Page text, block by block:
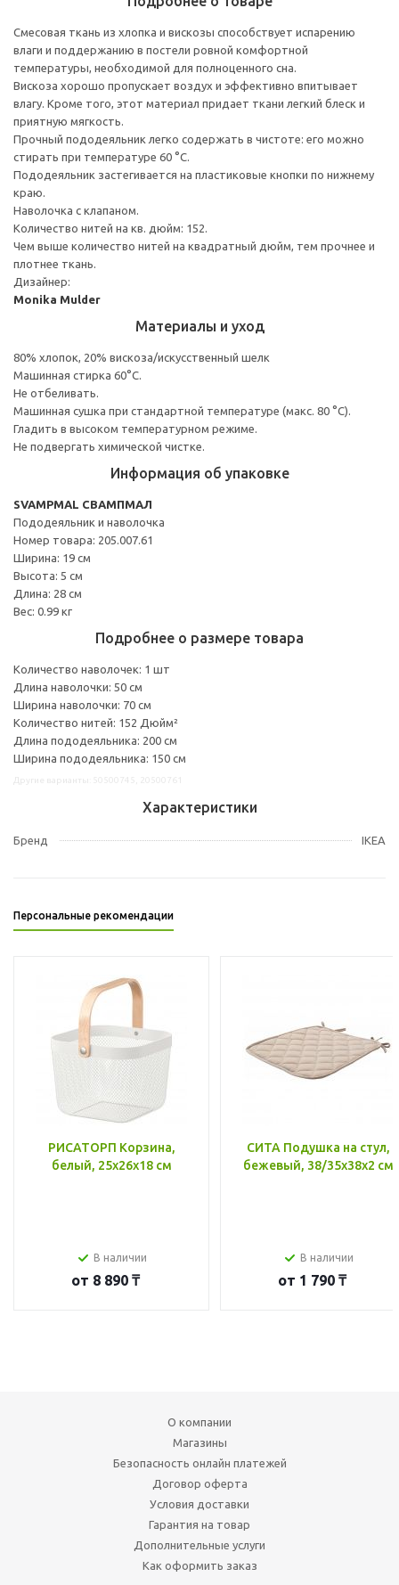
Смесовая ткань из хлопка и вискозы способствует испарению
влаги и поддержанию в постели ровной комфортной
температуры, необходимой для полноценного сна.
Вискоза хорошо пропускает воздух и эффективно впитывает
влагу. Кроме того, этот материал придает ткани легкий блеск и
приятную мягкость.
Прочный пододеяльник легко содержать в чистоте: его можно
стирать при температуре 60 °C.
Пододеяльник застегивается на пластиковые кнопки по нижнему
краю.
Наволочка с клапаном.
Количество нитей на кв. дюйм: 152.
Чем выше количество нитей на квадратный дюйм, тем прочнее и
плотнее ткань.
Дизайнер:
Monika Mulder
Материалы и уход
80% хлопок, 20% вискоза/искусственный шелк
Машинная стирка 60°С.
Не отбеливать.
Машинная сушка при стандартной температуре (макс. 80 °C).
Гладить в высоком температурном режиме.
Не подвергать химической чистке.
Информация об упаковке
SVAMPMAL СВАМПМАЛ
Пододеяльник и наволочка
Номер товара: 205.007.61
Ширина: 19 см
Высота: 5 см
Длина: 28 см
Вес: 0.99 кг
Подробнее о размере товара
Количество наволочек: 1 шт
Длина наволочки: 50 см
Ширина наволочки: 70 см
Количество нитей: 152 Дюйм²
Длина пододеяльника: 200 см
Ширина пододеяльника: 150 см
Характеристики
Бренд IKEA
Персональные рекомендации
РИСАТОРП Корзина,
белый, 25x26x18 см
В наличии
от 8 890 ₸
СИТА Подушка на стул,
бежевый, 38/35x38x2 см
В наличии
от 1 790 ₸
О компании
Магазины
Безопасность онлайн платежей
Договор оферта
Условия доставки
Гарантия на товар
Дополнительные услуги
Как оформить заказ